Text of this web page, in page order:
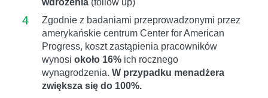
wdrożenia (follow up)
4
Zgodnie z badaniami przeprowadzonymi przez
amerykańskie centrum Center for American
Progress, koszt zastąpienia pracowników
wynosi około 16% ich rocznego
wynagrodzenia. W przypadku menadżera
zwiększa się do 100%.